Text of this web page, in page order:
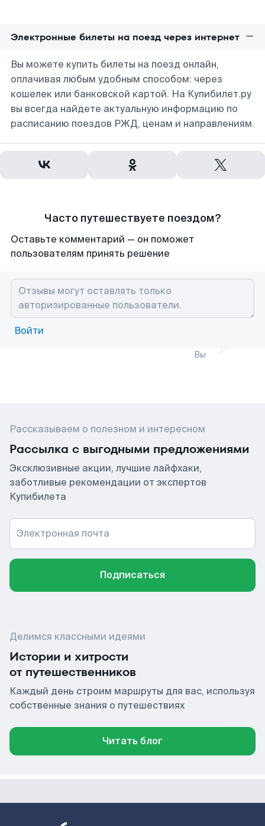
Электронные билеты на поезд через интернет
Вы можете купить билеты на поезд онлайн,
оплачивая любым удобным способом: через
кошелек или банковской картой. На Купибилет.ру
вы всегда найдете актуальную информацию по
расписанию поездов РЖД, ценам и направлениям.
Часто путешествуете поездом?
Оставьте комментарий — он поможет
пользователям принять решение
Войти
Вы
Рассказываем о полезном и интересном
Рассылка с выгодными предложениями
Эксклюзивные акции, лучшие лайфхаки,
заботливые рекомендации от экспертов
Купибилета
Электронная почта
Подписаться
Делимся классными идеями
Истории и хитрости
от путешественников
Каждый день строим маршруты для вас, используя
собственные знания о путешествиях
Читать блог